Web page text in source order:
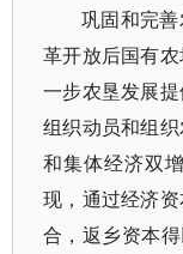
巩固和完
革开放后国有
一步农垦发展
组织动员和组
和集体经济双
现，通过经济
合，返乡资本